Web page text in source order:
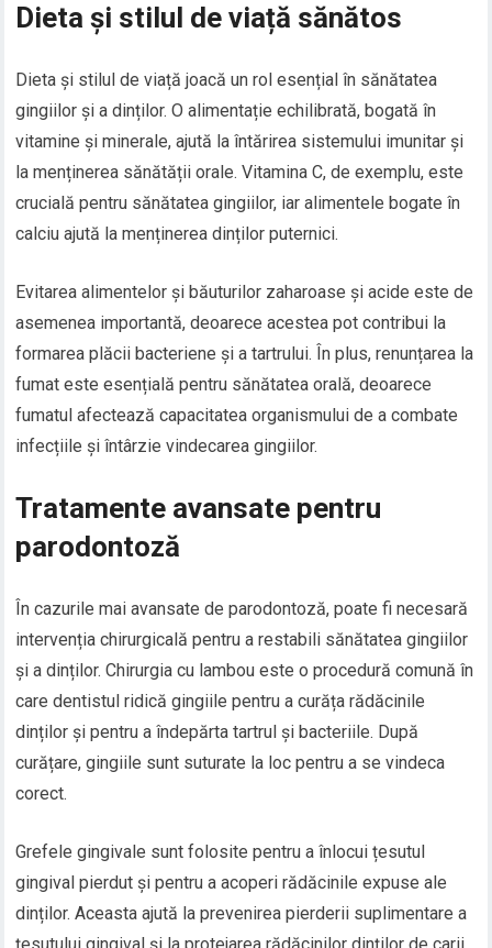
Dieta și stilul de viață sănătos
Dieta și stilul de viață joacă un rol esențial în sănătatea
gingiilor și a dinților. O alimentație echilibrată, bogată în
vitamine și minerale, ajută la întărirea sistemului imunitar și
la menținerea sănătății orale. Vitamina C, de exemplu, este
crucială pentru sănătatea gingiilor, iar alimentele bogate în
calciu ajută la menținerea dinților puternici.
Evitarea alimentelor și băuturilor zaharoase și acide este de
asemenea importantă, deoarece acestea pot contribui la
formarea plăcii bacteriene și a tartrului. În plus, renunțarea la
fumat este esențială pentru sănătatea orală, deoarece
fumatul afectează capacitatea organismului de a combate
infecțiile și întârzie vindecarea gingiilor.
Tratamente avansate pentru
parodontoză
În cazurile mai avansate de parodontoză, poate fi necesară
intervenția chirurgicală pentru a restabili sănătatea gingiilor
și a dinților. Chirurgia cu lambou este o procedură comună în
care dentistul ridică gingiile pentru a curăța rădăcinile
dinților și pentru a îndepărta tartrul și bacteriile. După
curățare, gingiile sunt suturate la loc pentru a se vindeca
corect.
Grefele gingivale sunt folosite pentru a înlocui țesutul
gingival pierdut și pentru a acoperi rădăcinile expuse ale
dinților. Aceasta ajută la prevenirea pierderii suplimentare a